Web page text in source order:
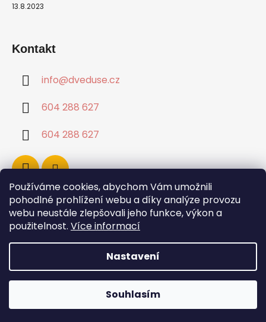
Používáme cookies, abychom Vám umožnili
pohodlné prohlížení webu a díky analýze provozu
webu neustále zlepšovali jeho funkce, výkon a
použitelnost. Více informací
Nastavení
Souhlasím
13.8.2023
Kontakt
info@dveduse.cz
604 288 627
604 288 627
Vytvořil Shoptet
Copyright 2026Dvě duše. Všechna práva
vyhrazena.